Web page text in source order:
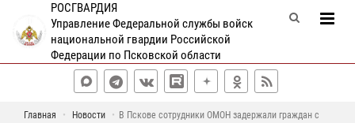
РОСГВАРДИЯ
Управление Федеральной службы войск
национальной гвардии Российской
Федерации по Псковской области
Главная Новости
В Пскове сотрудники ОМОН задержали граждан с